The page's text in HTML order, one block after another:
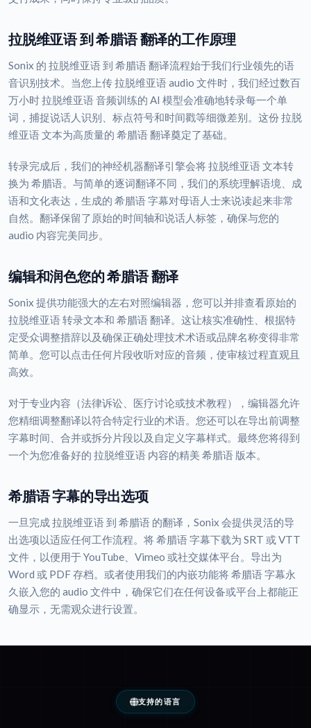
拉脱维亚语 到 希腊语 翻译的工作原理
Sonix 的 拉脱维亚语 到 希腊语 翻译流程始于我们行业领先的语
音识别技术。当您上传 拉脱维亚语 audio 文件时，我们经过数百
万小时 拉脱维亚语 音频训练的 AI 模型会准确地转录每一个单
词，捕捉说话人识别、标点符号和时间戳等细微差别。这份 拉脱
维亚语 文本为高质量的 希腊语 翻译奠定了基础。
转录完成后，我们的神经机器翻译引擎会将 拉脱维亚语 文本转
换为 希腊语。与简单的逐词翻译不同，我们的系统理解语境、成
语和文化表达，生成的 希腊语 字幕对母语人士来说读起来非常
自然。翻译保留了原始的时间轴和说话人标签，确保与您的
audio 内容完美同步。
编辑和润色您的 希腊语 翻译
Sonix 提供功能强大的左右对照编辑器，您可以并排查看原始的
拉脱维亚语 转录文本和 希腊语 翻译。这让核实准确性、根据特
定受众调整措辞以及确保正确处理技术术语或品牌名称变得非常
简单。您可以点击任何片段收听对应的音频，使审核过程直观且
高效。
对于专业内容（法律诉讼、医疗讨论或技术教程），编辑器允许
您精细调整翻译以符合特定行业的术语。您还可以在导出前调整
字幕时间、合并或拆分片段以及自定义字幕样式。最终您将得到
一个为您准备好的 拉脱维亚语 内容的精美 希腊语 版本。
希腊语 字幕的导出选项
一旦完成 拉脱维亚语 到 希腊语 的翻译，Sonix 会提供灵活的导
出选项以适应任何工作流程。将 希腊语 字幕下载为 SRT 或 VTT
文件，以便用于 YouTube、Vimeo 或社交媒体平台。导出为
Word 或 PDF 存档。或者使用我们的内嵌功能将 希腊语 字幕永
久嵌入您的 audio 文件中，确保它们在任何设备或平台上都能正
确显示，无需观众进行设置。
支持的语言